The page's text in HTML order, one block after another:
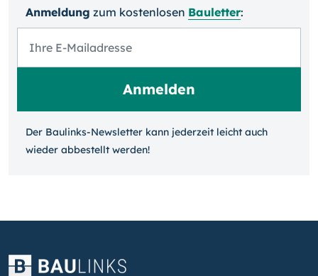
Anmeldung zum kosten­losen Bauletter:
Der Baulinks-Newsletter kann jeder­zeit leicht auch
wieder ab­bestellt werden!